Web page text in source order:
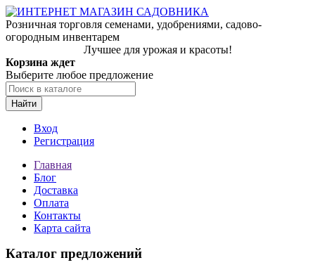
Розничная торговля семенами, удобрениями, садово-
огородным инвентарем
Лучшее для урожая и красоты!
Корзина ждет
Выберите любое предложение
Найти
Вход
Регистрация
Главная
Блог
Доставка
Оплата
Контакты
Карта сайта
Каталог предложений